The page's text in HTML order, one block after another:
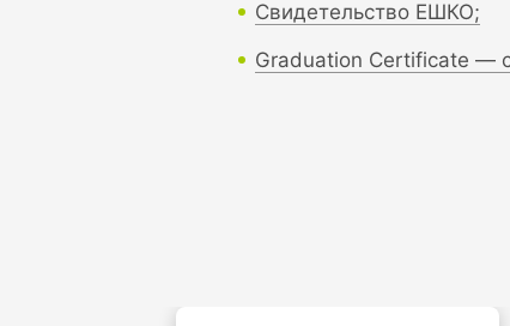
Свидетельство ЕШКО;
Graduation Certificate —